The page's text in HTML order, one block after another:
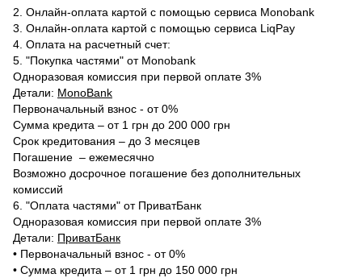
2. Онлайн-оплата картой с помощью сервиса Monobank
3. Онлайн-оплата картой с помощью сервиса LiqPay
4. Оплата на расчетный счет:
5. "Покупка частями" от Monobank
Одноразовая комиссия при первой оплате 3%
Детали: MonoBank
Первоначальный взнос - от 0%
Сумма кредита – от 1 грн до 200 000 грн
Срок кредитования – до 3 месяцев
Погашение – ежемесячно
Возможно досрочное погашение без дополнительных
комиссий
6. "Оплата частями" от ПриватБанк
Одноразовая комиссия при первой оплате 3%
Детали: ПриватБанк
•‎ Первоначальный взнос - от 0%
•‎ Сумма кредита – от 1 грн до 150 000 грн